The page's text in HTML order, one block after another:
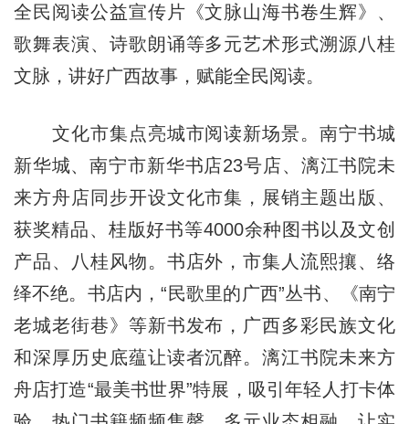
全民阅读公益宣传片《文脉山海书卷生辉》、
歌舞表演、诗歌朗诵等多元艺术形式溯源八桂
文脉，讲好广西故事，赋能全民阅读。
文化市集点亮城市阅读新场景。南宁书城
新华城、南宁市新华书店23号店、漓江书院未
来方舟店同步开设文化市集，展销主题出版、
获奖精品、桂版好书等4000余种图书以及文创
产品、八桂风物。书店外，市集人流熙攘、络
绎不绝。书店内，“民歌里的广西”丛书、《南宁
老城老街巷》等新书发布，广西多彩民族文化
和深厚历史底蕴让读者沉醉。漓江书院未来方
舟店打造“最美书世界”特展，吸引年轻人打卡体